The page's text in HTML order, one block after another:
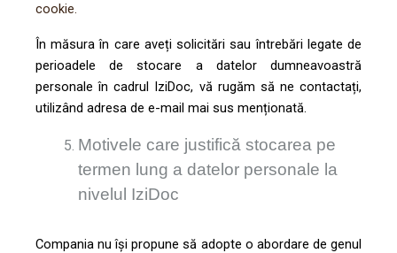
cookie.
În măsura în care aveți solicitări sau întrebări legate de
perioadele de stocare a datelor dumneavoastră
personale în cadrul IziDoc, vă rugăm să ne contactați,
utilizând adresa de e-mail mai sus menționată.
Motivele care justifică stocarea pe
termen lung a datelor personale la
nivelul IziDoc
Compania nu își propune să adopte o abordare de genul